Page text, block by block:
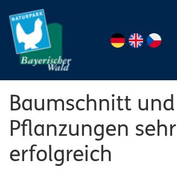
Baumschnitt und
Pflanzungen sehr
erfolgreich